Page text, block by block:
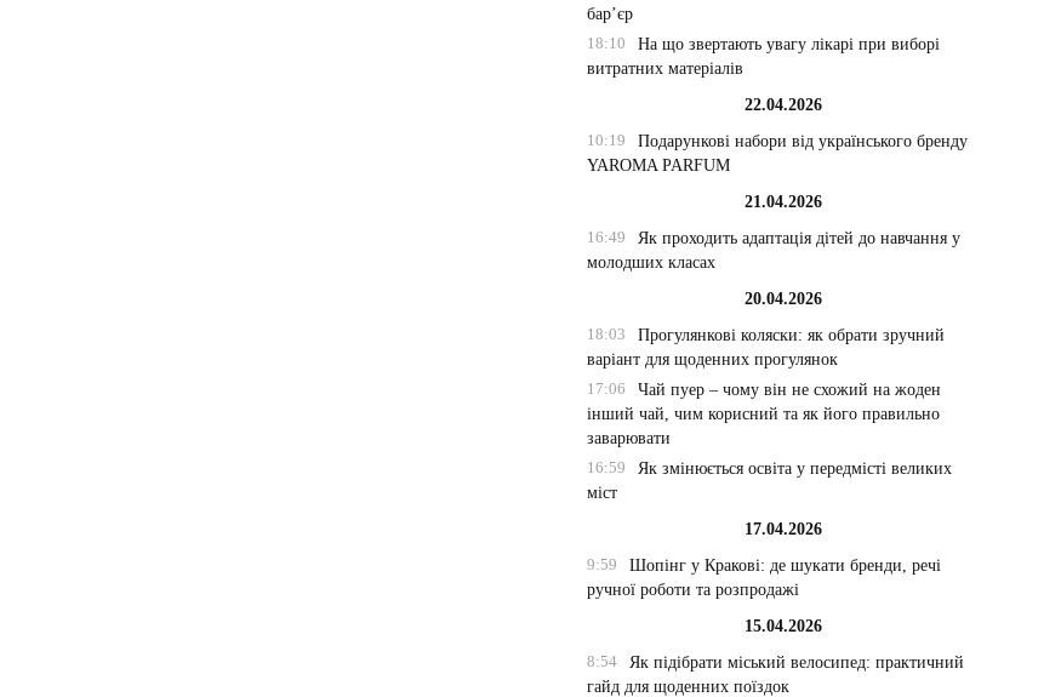
бар’єр
18:10
На що звертають увагу лікарі при виборі
витратних матеріалів
22.04.2026
10:19
Подарункові набори від українського бренду
YAROMA PARFUM
21.04.2026
16:49
Як проходить адаптація дітей до навчання у
молодших класах
20.04.2026
18:03
Прогулянкові коляски: як обрати зручний
варіант для щоденних прогулянок
17:06
Чай пуер – чому він не схожий на жоден
інший чай, чим корисний та як його правильно
заварювати
16:59
Як змінюється освіта у передмісті великих
міст
17.04.2026
9:59
Шопінг у Кракові: де шукати бренди, речі
ручної роботи та розпродажі
15.04.2026
8:54
Як підібрати міський велосипед: практичний
гайд для щоденних поїздок